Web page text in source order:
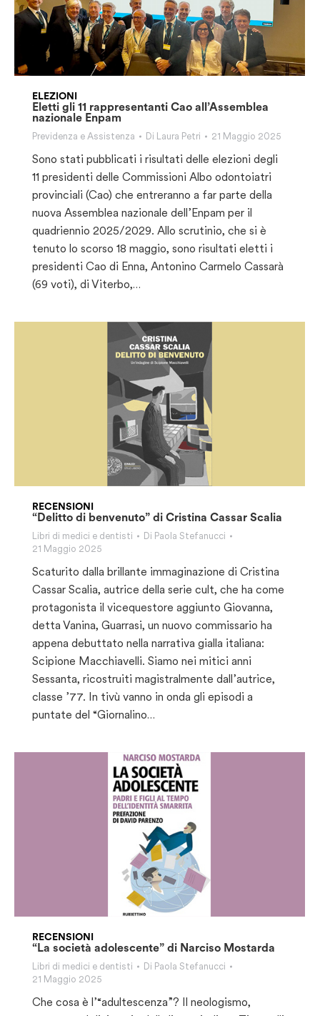
ELEZIONI
Eletti gli 11 rappresentanti Cao all’Assemblea
nazionale Enpam
Previdenza e Assistenza Di Laura Petri 21 Maggio 2025
Sono stati pubblicati i risultati delle elezioni degli
11 presidenti delle Commissioni Albo odontoiatri
provinciali (Cao) che entreranno a far parte della
nuova Assemblea nazionale dell’Enpam per il
quadriennio 2025/2029. Allo scrutinio, che si è
tenuto lo scorso 18 maggio, sono risultati eletti i
presidenti Cao di Enna, Antonino Carmelo Cassarà
(69 voti), di Viterbo,…
RECENSIONI
“Delitto di benvenuto” di Cristina Cassar Scalia
Libri di medici e dentisti Di Paola Stefanucci
21 Maggio 2025
Scaturito dalla brillante immaginazione di Cristina
Cassar Scalia, autrice della serie cult, che ha come
protagonista il vicequestore aggiunto Giovanna,
detta Vanina, Guarrasi, un nuovo commissario ha
appena debuttato nella narrativa gialla italiana:
Scipione Macchiavelli. Siamo nei mitici anni
Sessanta, ricostruiti magistralmente dall’autrice,
classe ’77. In tivù vanno in onda gli episodi a
puntate del “Giornalino…
RECENSIONI
“La società adolescente” di Narciso Mostarda
Libri di medici e dentisti Di Paola Stefanucci
21 Maggio 2025
Che cosa è l’“adultescenza”? Il neologismo,